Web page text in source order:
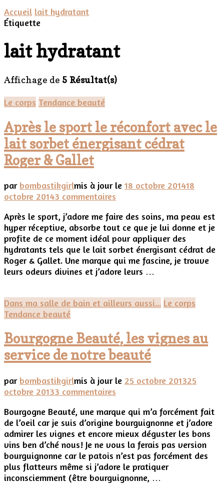
Accueil lait hydratant
Étiquette
lait hydratant
Affichage de 5 Résultat(s)
Le corps Tendance beauté
Après le sport le réconfort avec le
lait sorbet énergisant cédrat
Roger & Gallet
par bombastikgirlmis à jour le 18 octobre 201418
octobre 20143 commentaires
le
sport
le
réconfort
avec
le
sorbet
énergisant
&
Gallet
Après le sport, j’adore me faire des soins, ma peau est
hyper réceptive, absorbe tout ce que je lui donne et je
profite de ce moment idéal pour appliquer des
hydratants tels que le lait sorbet énergisant cédrat de
Roger & Gallet. Une marque qui me fascine, je trouve
leurs odeurs divines et j’adore leurs …
Dans ma salle de bain et ailleurs aussi... Le corps
Tendance beauté
Bourgogne Beauté, les vignes au
service de notre beauté
par bombastikgirlmis à jour le 25 octobre 201325
octobre 20133 commentaires
Beauté,
les
vignes
au
service
de
notre
Bourgogne Beauté, une marque qui m’a forcément fait
de l’oeil car je suis d’origine bourguignonne et j’adore
admirer les vignes et encore mieux déguster les bons
vins ben d’ché nous! Je ne vous la ferais pas version
bourguignonne car le patois n’est pas forcément des
plus flatteurs même si j’adore le pratiquer
inconsciemment (être bourguignonne, …